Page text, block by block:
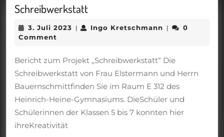
SchreibwerkstattSchreibwerkstatt
3. Juli 2023 3.| Ingo Kretschmann Ingo
|
0
Comment
Bericht zum Projekt „Schreibwerkstatt“ Die
Schreibwerkstatt von Frau Elstermann und Herrn
Bauernschmittfinden Sie im Raum E 312 des
Heinrich-Heine-Gymnasiums. DieSchüler und
Schülerinnen der Klassen 5 bis 7 konnten hier
ihreKreativität